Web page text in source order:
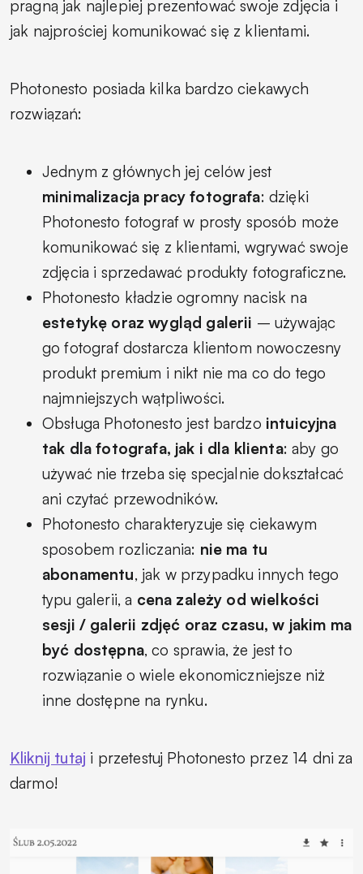
pragną jak najlepiej prezentować swoje zdjęcia i
jak najprościej komunikować się z klientami.
Photonesto posiada kilka bardzo ciekawych
rozwiązań:
Jednym z głównych jej celów jest
minimalizacja pracy fotografa: dzięki
Photonesto fotograf w prosty sposób może
komunikować się z klientami, wgrywać swoje
zdjęcia i sprzedawać produkty fotograficzne.
Photonesto kładzie ogromny nacisk na
estetykę oraz wygląd galerii – używając
go fotograf dostarcza klientom nowoczesny
produkt premium i nikt nie ma co do tego
najmniejszych wątpliwości.
Obsługa Photonesto jest bardzo intuicyjna
tak dla fotografa, jak i dla klienta: aby go
używać nie trzeba się specjalnie dokształcać
ani czytać przewodników.
Photonesto charakteryzuje się ciekawym
sposobem rozliczania: nie ma tu
abonamentu, jak w przypadku innych tego
typu galerii, a cena zależy od wielkości
sesji / galerii zdjęć oraz czasu, w jakim ma
być dostępna, co sprawia, że jest to
rozwiązanie o wiele ekonomiczniejsze niż
inne dostępne na rynku.
Kliknij tutaj i przetestuj Photonesto przez 14 dni za
darmo!